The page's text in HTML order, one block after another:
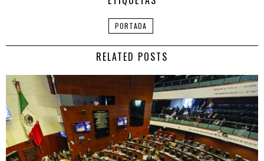
PORTADA
RELATED POSTS